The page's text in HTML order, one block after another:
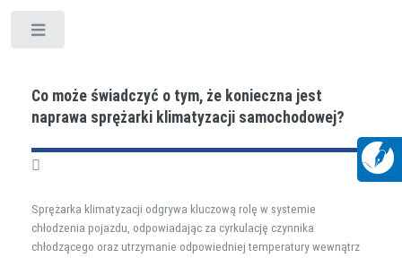
Co może świadczyć o tym, że konieczna jest
naprawa sprężarki klimatyzacji samochodowej?
Sprężarka klimatyzacji odgrywa kluczową rolę w systemie
chłodzenia pojazdu, odpowiadając za cyrkulację czynnika
chłodzącego oraz utrzymanie odpowiedniej temperatury wewnątrz